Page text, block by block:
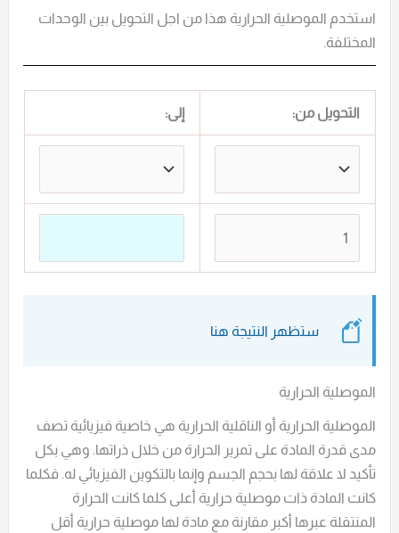
استخدم الموصلية الحرارية هذا من اجل التحويل بين الوحدات
المختلفة.
التحويل من: إلى:
ستظهر النتيجة هنا
الموصلية الحرارية
الموصلية الحرارية أو الناقلية الحرارية هي خاصية فيزيائية تصف
مدى قدرة المادة على تمرير الحرارة من خلال ذراتها. وهي بكل
تأكيد لا علاقة لها بحجم الجسم وإنما بالتكوين الفيزيائي له. فكلما
كانت المادة ذات موصلية حرارية أعلى كلما كانت الحرارة
المنتقلة عبرها أكبر مقارنة مع مادة لها موصلية حرارية أقل